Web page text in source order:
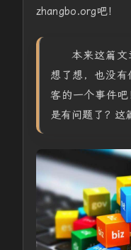
zhangbo.org吧！
本来这篇文
想了想，也没
客的一个事件
是有问题了？这